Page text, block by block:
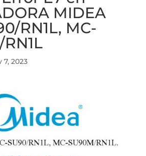
MIDEA
RN1L, MC-
7, 2023